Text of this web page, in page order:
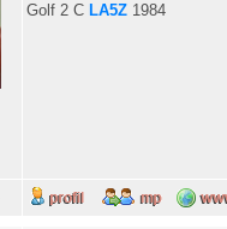
Golf 2 C LA5Z 1984